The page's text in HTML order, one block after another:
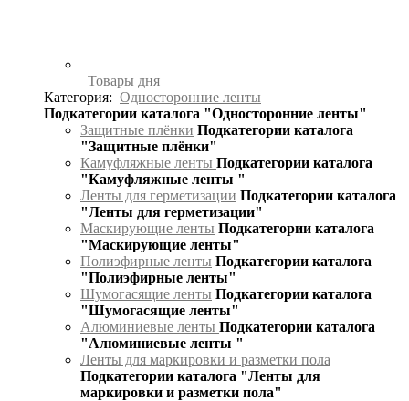
Товары дня
Категория: Односторонние ленты
Подкатегории каталога "Односторонние ленты"
Защитные плёнки Подкатегории каталога
"Защитные плёнки"
Камуфляжные ленты Подкатегории каталога
"Камуфляжные ленты "
Ленты для герметизации Подкатегории каталога
"Ленты для герметизации"
Маскирующие ленты Подкатегории каталога
"Маскирующие ленты"
Полиэфирные ленты Подкатегории каталога
"Полиэфирные ленты"
Шумогасящие ленты Подкатегории каталога
"Шумогасящие ленты"
Алюминиевые ленты Подкатегории каталога
"Алюминиевые ленты "
Ленты для маркировки и разметки пола
Подкатегории каталога "Ленты для
маркировки и разметки пола"